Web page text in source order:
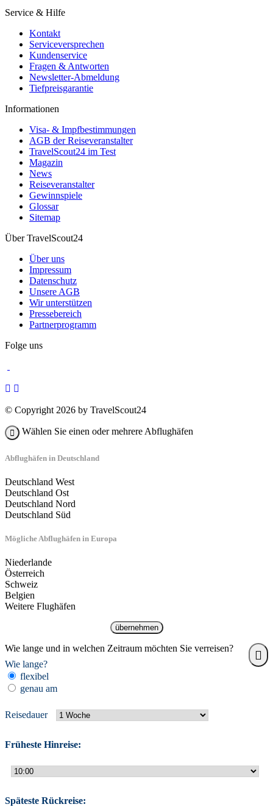
Service & Hilfe
Kontakt
Serviceversprechen
Kundenservice
Fragen & Antworten
Newsletter-Abmeldung
Tiefpreisgarantie
Informationen
Visa- & Impfbestimmungen
AGB der Reiseveranstalter
TravelScout24 im Test
Magazin
News
Reiseveranstalter
Gewinnspiele
Glossar
Sitemap
Über TravelScout24
Über uns
Impressum
Datenschutz
Unsere AGB
Wir unterstützen
Pressebereich
Partnerprogramm
Folge uns
© Copyright 2026 by TravelScout24
Wählen Sie einen oder mehrere Abflughäfen
Abflughäfen in Deutschland
Deutschland West
Deutschland Ost
Deutschland Nord
Deutschland Süd
Mögliche Abflughäfen in Europa
Niederlande
Österreich
Schweiz
Belgien
Weitere Flughäfen
übernehmen
Wie lange und in welchen Zeitraum möchten Sie verreisen?
Wie lange?
flexibel
genau am
Reisedauer
Früheste Hinreise:
Späteste Rückreise: